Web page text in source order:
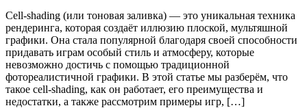
Cell-shading (или тоновая заливка) — это уникальная техника
рендеринга, которая создаёт иллюзию плоской, мультяшной
графики. Она стала популярной благодаря своей способности
придавать играм особый стиль и атмосферу, которые
невозможно достичь с помощью традиционной
фотореалистичной графики. В этой статье мы разберём, что
такое cell-shading, как он работает, его преимущества и
недостатки, а также рассмотрим примеры игр, […]